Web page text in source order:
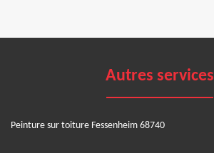
Autres services
Peinture sur toiture Fessenheim 68740